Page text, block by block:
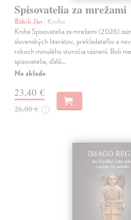
Spisovatelia za mrežami
Bábik Ján | Kniha
Kniha Spisovatelia za mrežami (2026)
slovenských literátov, prekladateľov a
rokoch minulého storočia väznení. Boli
spisovatelia, ďalší…
Na sklade
23,40 €
26,00 € ?